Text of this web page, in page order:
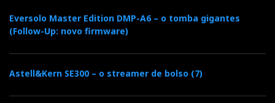
Eversolo Master Edition DMP-A6 – o tomba gigantes
(Follow-Up: novo firmware)
Astell&Kern SE300 – o streamer de bolso (7)